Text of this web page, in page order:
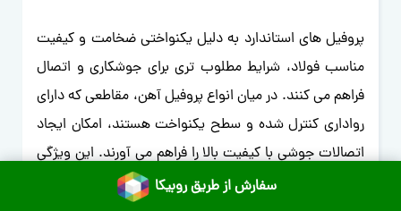
پروفیل های استاندارد به دلیل یکنواختی ضخامت و کیفیت
مناسب فولاد، شرایط مطلوب تری برای جوشکاری و اتصال
فراهم می کنند. در میان انواع پروفیل آهن، مقاطعی که دارای
رواداری کنترل شده و سطح یکنواخت هستند، امکان ایجاد
اتصالات جوشی با کیفیت بالا را فراهم می آورند. این ویژگی
به ویژه در سازه های صنعتی و سوله ها که تعداد اتصالات
سفارش از طریق روبیکا